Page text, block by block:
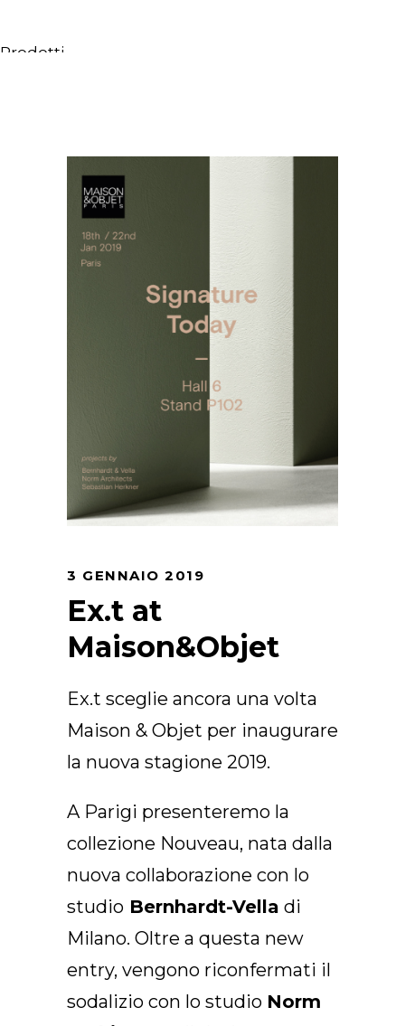
Prodotti
Contenitori
Lampade
Origami Collection
Collezione Plateau
Collezione Rest
Collezione Ribbon
Swing Collection
Chi siamo
3 GENNAIO 2019
Ex.t at
Maison&Objet
Ex.t sceglie ancora una volta
Maison & Objet per inaugurare
la nuova stagione 2019.
A Parigi presenteremo la
collezione Nouveau, nata dalla
nuova collaborazione con lo
studio Bernhardt-Vella di
Milano. Oltre a questa new
entry, vengono riconfermati il
sodalizio con lo studio Norm